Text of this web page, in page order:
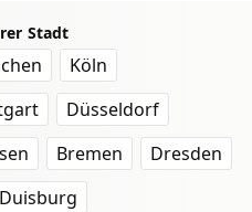
Stadt
Köln
Düsseldorf
Bremen
Dresden
Duisburg